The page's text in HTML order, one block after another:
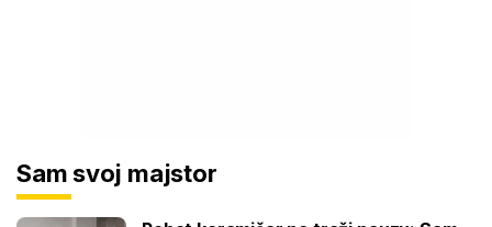
Sam svoj majstor